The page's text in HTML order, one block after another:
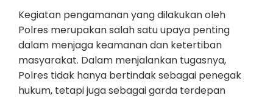
Kegiatan pengamanan yang dilakukan oleh
Polres merupakan salah satu upaya penting
dalam menjaga keamanan dan ketertiban
masyarakat. Dalam menjalankan tugasnya,
Polres tidak hanya bertindak sebagai penegak
hukum, tetapi juga sebagai garda terdepan